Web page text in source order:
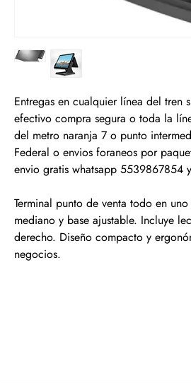
Entregas en cualquier línea del tren
efectivo compra segura o toda la
del metro naranja 7 o punto
Federal o envios foraneos por
envio gratis whatsapp 5539867854
Terminal punto de venta todo en
mediano y base ajustable. Incluye
derecho. Diseño compacto y
negocios.